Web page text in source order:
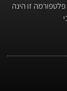
זו הינה